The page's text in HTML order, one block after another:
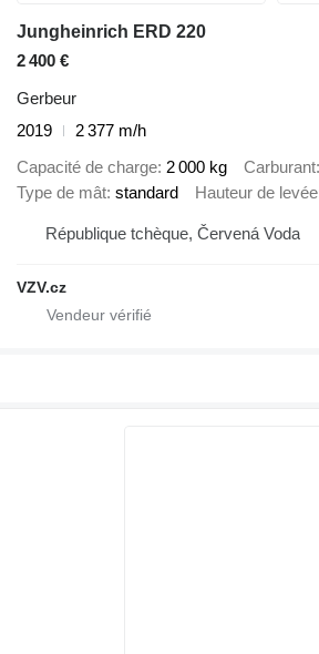
Jungheinrich ERD 220
2 400 €
Gerbeur
2019
2 377 m/h
Capacité de charge 2 000 kg Carburant
Type de mât standard Hauteur de levée
République tchèque, Červená Voda
VZV.cz